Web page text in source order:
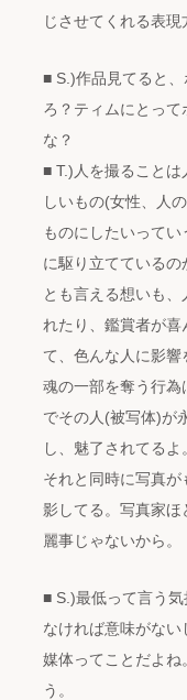
じさせてくれる表現
■ S.)作品見てると
ろ？ティムにとっ
な？
■ T.)人を撮ること
しいもの(女性、人
ものにしたいって
に駆り立てている
とも言える想いも、
れたり、鑑賞者が
て、色んな人に影響
魂の一部を奪う行為
でその人(被写体)が
し、魅了されてるよ
それと同時に写真
影してる。写真家
麗事じゃないから。
■ S.)最低って言う
なければ意味がな
媒体ってことだよ
う。